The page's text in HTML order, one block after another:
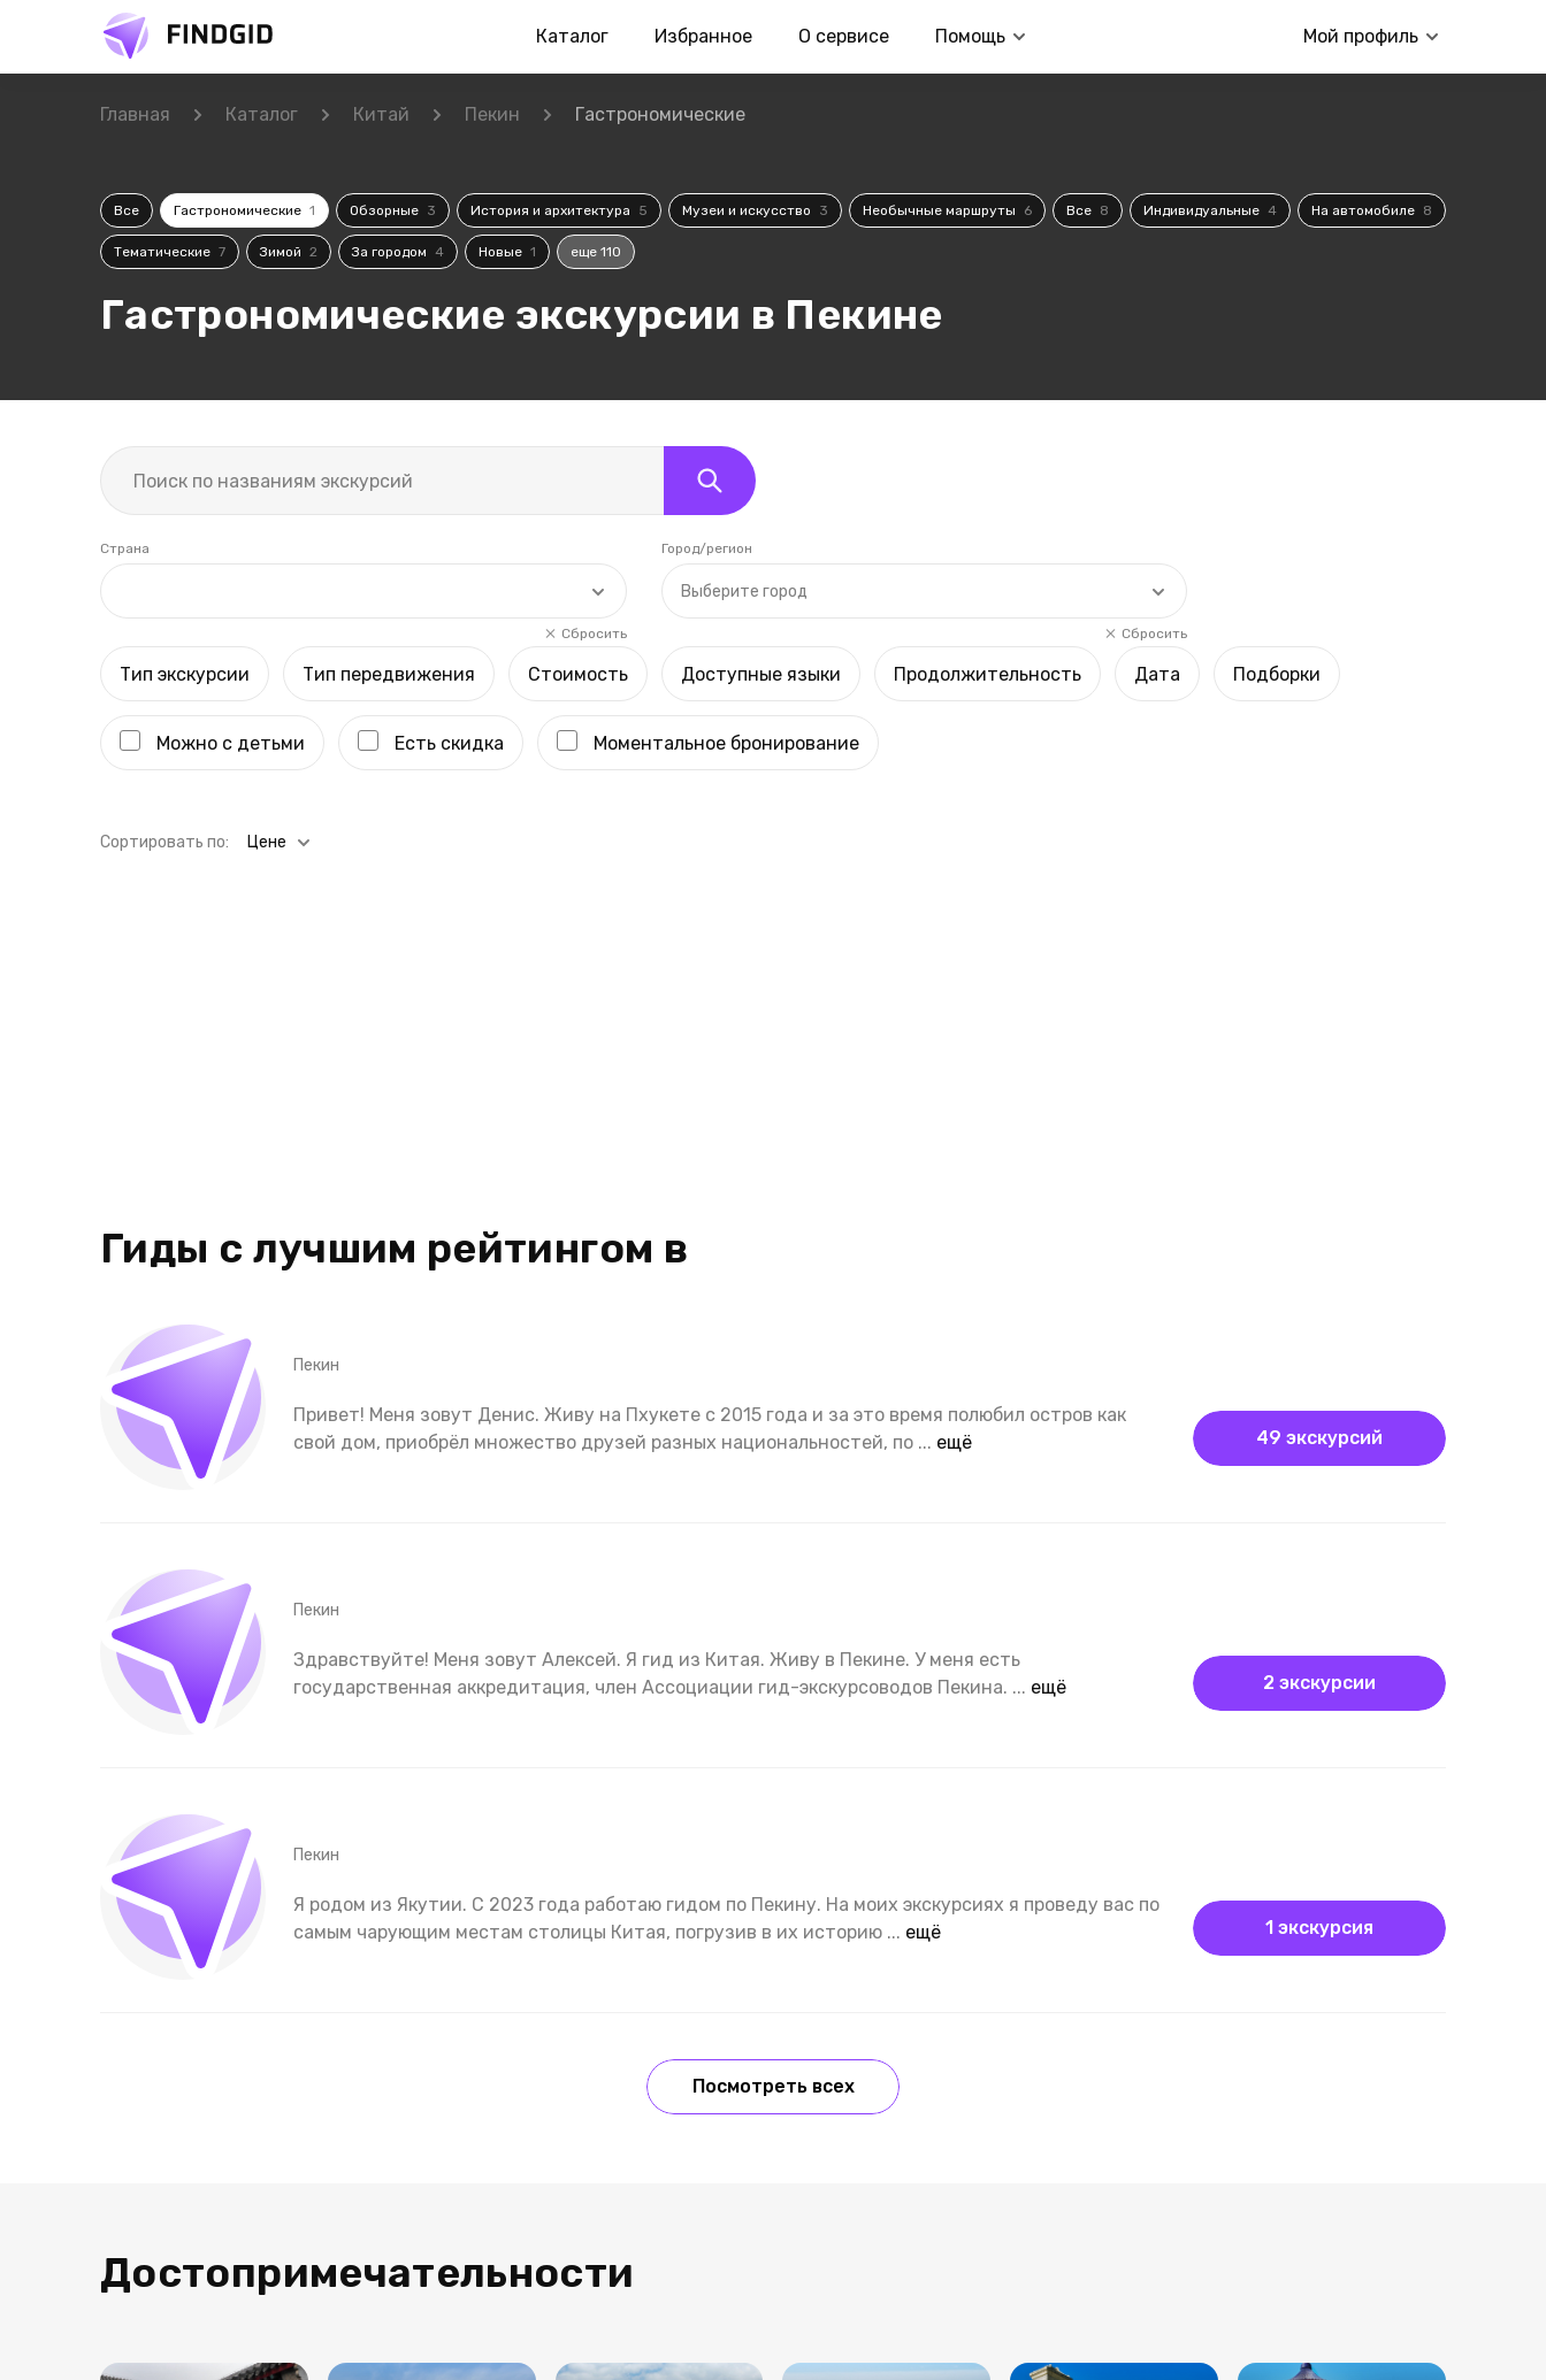
Каталог Избранное О сервисе Помощь Мой профиль
Главная Каталог Китай Пекин Гастрономические
Все Гастрономические 1 Обзорные 3 История и архитектура 5 Музеи и искусство 3 Необычные маршруты 6 Все 8 Индивидуальные 4 На автомобиле 8
Тематические 7 Зимой 2 За городом 4 Новые 1 еще 110
Гастрономические экскурсии в Пекине
Страна
Сбросить
Выберите город
Город/регион
Сбросить
Тип экскурсии Тип передвижения Стоимость Доступные языки Продолжительность Дата Подборки
Можно с детьми Есть скидка Моментальное бронирование
Cортировать по: Цене
Гиды с лучшим рейтингом в
Пекин
Привет! Меня зовут Денис. Живу на Пхукете с 2015 года и за это время полюбил остров как
свой дом, приобрёл множество друзей разных национальностей, по ... ещё 49 экскурсий
Пекин
Здравствуйте! Меня зовут Алексей. Я гид из Китая. Живу в Пекине. У меня есть
государственная аккредитация, член Ассоциации гид-экскурсоводов Пекина. ... ещё 2 экскурсии
Пекин
Я родом из Якутии. С 2023 года работаю гидом по Пекину. На моих экскурсиях я проведу вас по
самым чарующим местам столицы Китая, погрузив в их историю ... ещё 1 экскурсия
Посмотреть всех
Достопримечательности